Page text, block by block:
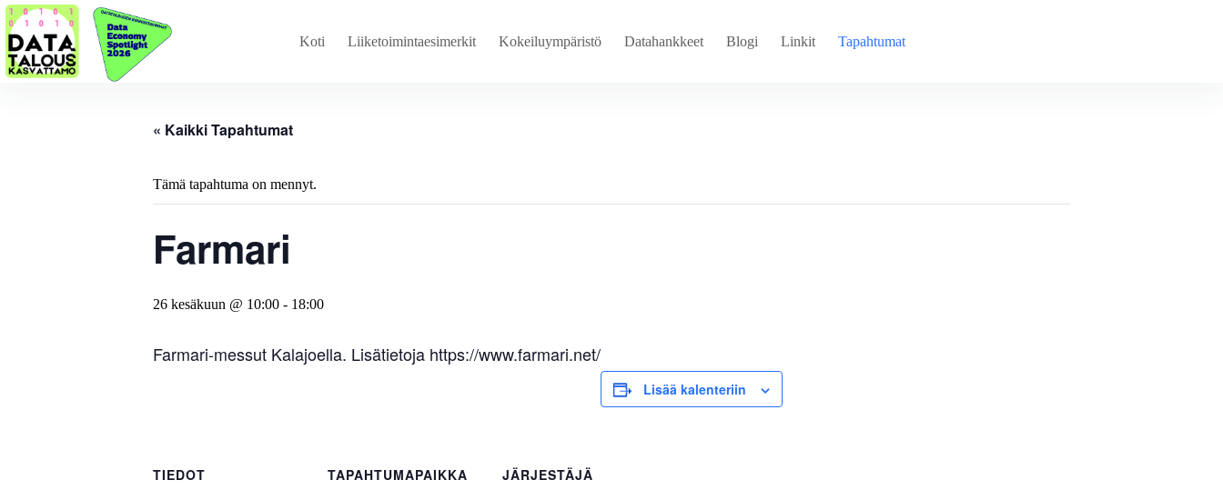
Koti Liiketoimintaesimerkit Kokeiluympäristö Datahankkeet Blogi Linkit Tapahtumat
« Kaikki Tapahtumat
Tämä tapahtuma on mennyt.
Farmari
26 kesäkuun @ 10:00 - 18:00
Farmari-messut Kalajoella. Lisätietoja https://www.farmari.net/
Lisää kalenteriin
TIEDOT
TAPAHTUMAPAIKKA
JÄRJESTÄJÄ